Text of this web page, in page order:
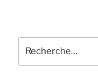
pour